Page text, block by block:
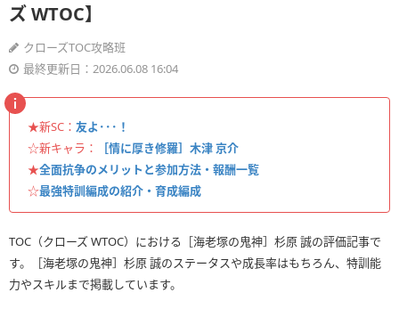
ズ WTOC】
クローズTOC攻略班
最終更新日：2026.06.08 16:04
★新SC： 友よ･･･！
☆新キャラ：
［情に厚き修羅］木津 京介
★全面抗争のメリットと参加方法・報酬一覧
☆最強特訓編成の紹介・育成編成
TOC（クローズ WTOC）における［海老塚の鬼神］杉原 誠の評価記事で
す。［海老塚の鬼神］杉原 誠のステータスや成長率はもちろん、特訓能
力やスキルまで掲載しています。